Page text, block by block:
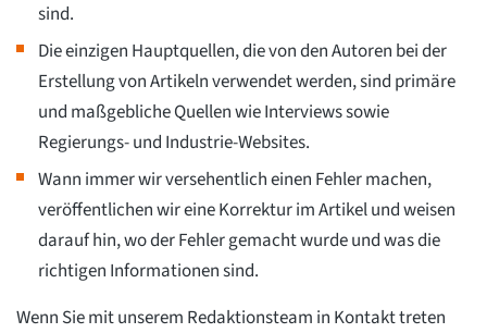
sind.
Die einzigen Hauptquellen, die von den Autoren bei der
Erstellung von Artikeln verwendet werden, sind primäre
und maßgebliche Quellen wie Interviews sowie
Regierungs- und Industrie-Websites.
Wann immer wir versehentlich einen Fehler machen,
veröffentlichen wir eine Korrektur im Artikel und weisen
darauf hin, wo der Fehler gemacht wurde und was die
richtigen Informationen sind.
Wenn Sie mit unserem Redaktionsteam in Kontakt treten